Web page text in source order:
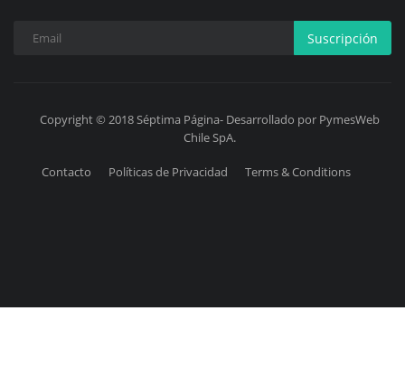
Suscripción
Copyright © 2018 Séptima Página- Desarrollado por PymesWeb
Chile SpA.
Contacto Políticas de Privacidad Terms & Conditions